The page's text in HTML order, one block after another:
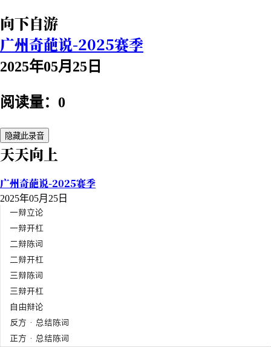
向下自游
广州奇葩说-2025赛季
2025年05月25日
阅读量：0
隐藏此录音
天天向上
广州奇葩说-2025赛季
2025年05月25日
一辩立论
一辩开杠
二辩陈词
二辩开杠
三辩陈词
三辩开杠
自由辩论
反方 · 总结陈词
正方 · 总结陈词